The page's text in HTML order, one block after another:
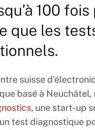
100 fois
que les
suisse
basé à Neuchâtel,
, une start-up
test diagnostique